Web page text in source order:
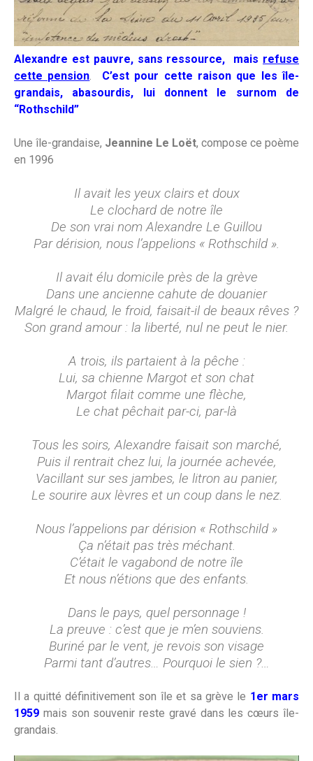
Alexandre est pauvre, sans ressource, mais refuse
cette pension
C’est pour cette raison que les île-
grandais, abasourdis, lui donnent le surnom de
“Rothschild”
Une île-grandaise, Jeannine Le Loët, compose ce poème
en 1996
Il avait les yeux clairs et doux
Le clochard de notre île
De son vrai nom Alexandre Le Guillou
Par dérision, nous l’appelions « Rothschild ».
Il avait élu domicile près de la grève
Dans une ancienne cahute de douanier
Malgré le chaud, le froid, faisait-il de beaux rêves ?
Son grand amour : la liberté, nul ne peut le nier.
A trois, ils partaient à la pêche :
Lui, sa chienne Margot et son chat
Margot filait comme une flèche,
Le chat pêchait par-ci, par-là
Tous les soirs, Alexandre faisait son marché,
Puis il rentrait chez lui, la journée achevée,
Vacillant sur ses jambes, le litron au panier,
Le sourire aux lèvres et un coup dans le nez.
Nous l’appelions par dérision « Rothschild »
Ça n’était pas très méchant.
C’était le vagabond de notre île
Et nous n’étions que des enfants.
Dans le pays, quel personnage !
La preuve : c’est que je m’en souviens.
Buriné par le vent, je revois son visage
Parmi tant d’autres… Pourquoi le sien ?…
Il a quitté définitivement son île et sa grève le 1er mars
1959 mais son souvenir reste gravé dans les cœurs île-
grandais.